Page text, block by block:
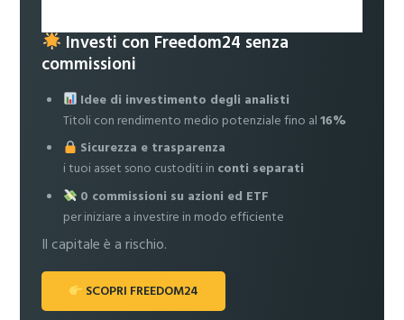
Investi con Freedom24 senza
commissioni
Idee di investimento degli analisti
Titoli con rendimento medio potenziale fino al16%
Sicurezza e trasparenza
i tuoi asset sono custoditi in conti separati
0 commissioni su azioni ed ETF
per iniziare a investire in modo efficiente
Il capitale è a rischio.
SCOPRI FREEDOM24